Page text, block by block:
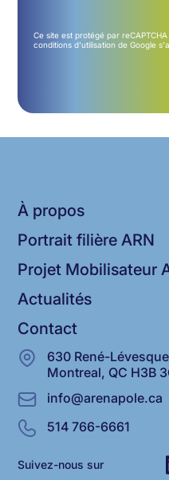
Ce site est protégé par
conditions d'utilisation de Google
Suivez-nous sur
À propos
Portrait filière ARN
Projet Mobilisateur
Actualités
Contact
630 René-
Montreal, QC H3B
info@arenapole.ca
514 766-6661